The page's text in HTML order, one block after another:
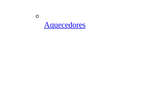
Aquecedores